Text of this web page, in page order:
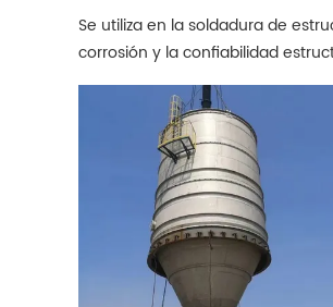
Se utiliza en la soldadura de
corrosión y la confiabilidad